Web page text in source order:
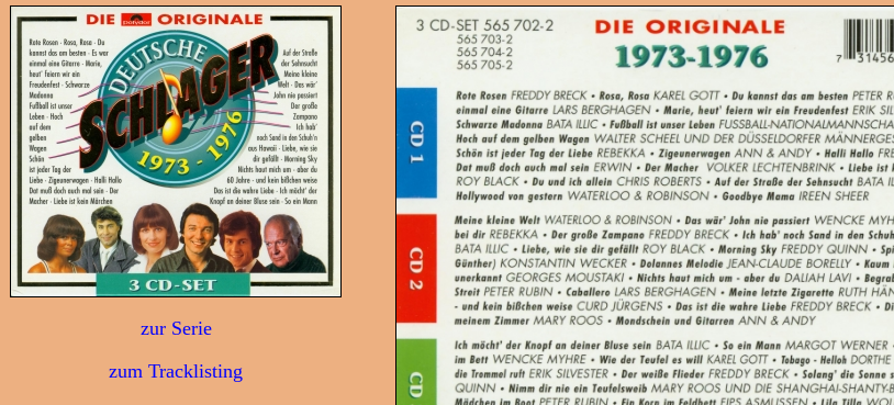
zur Serie
zum Tracklisting